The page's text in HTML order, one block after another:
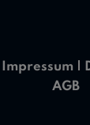
Impressum
AGB